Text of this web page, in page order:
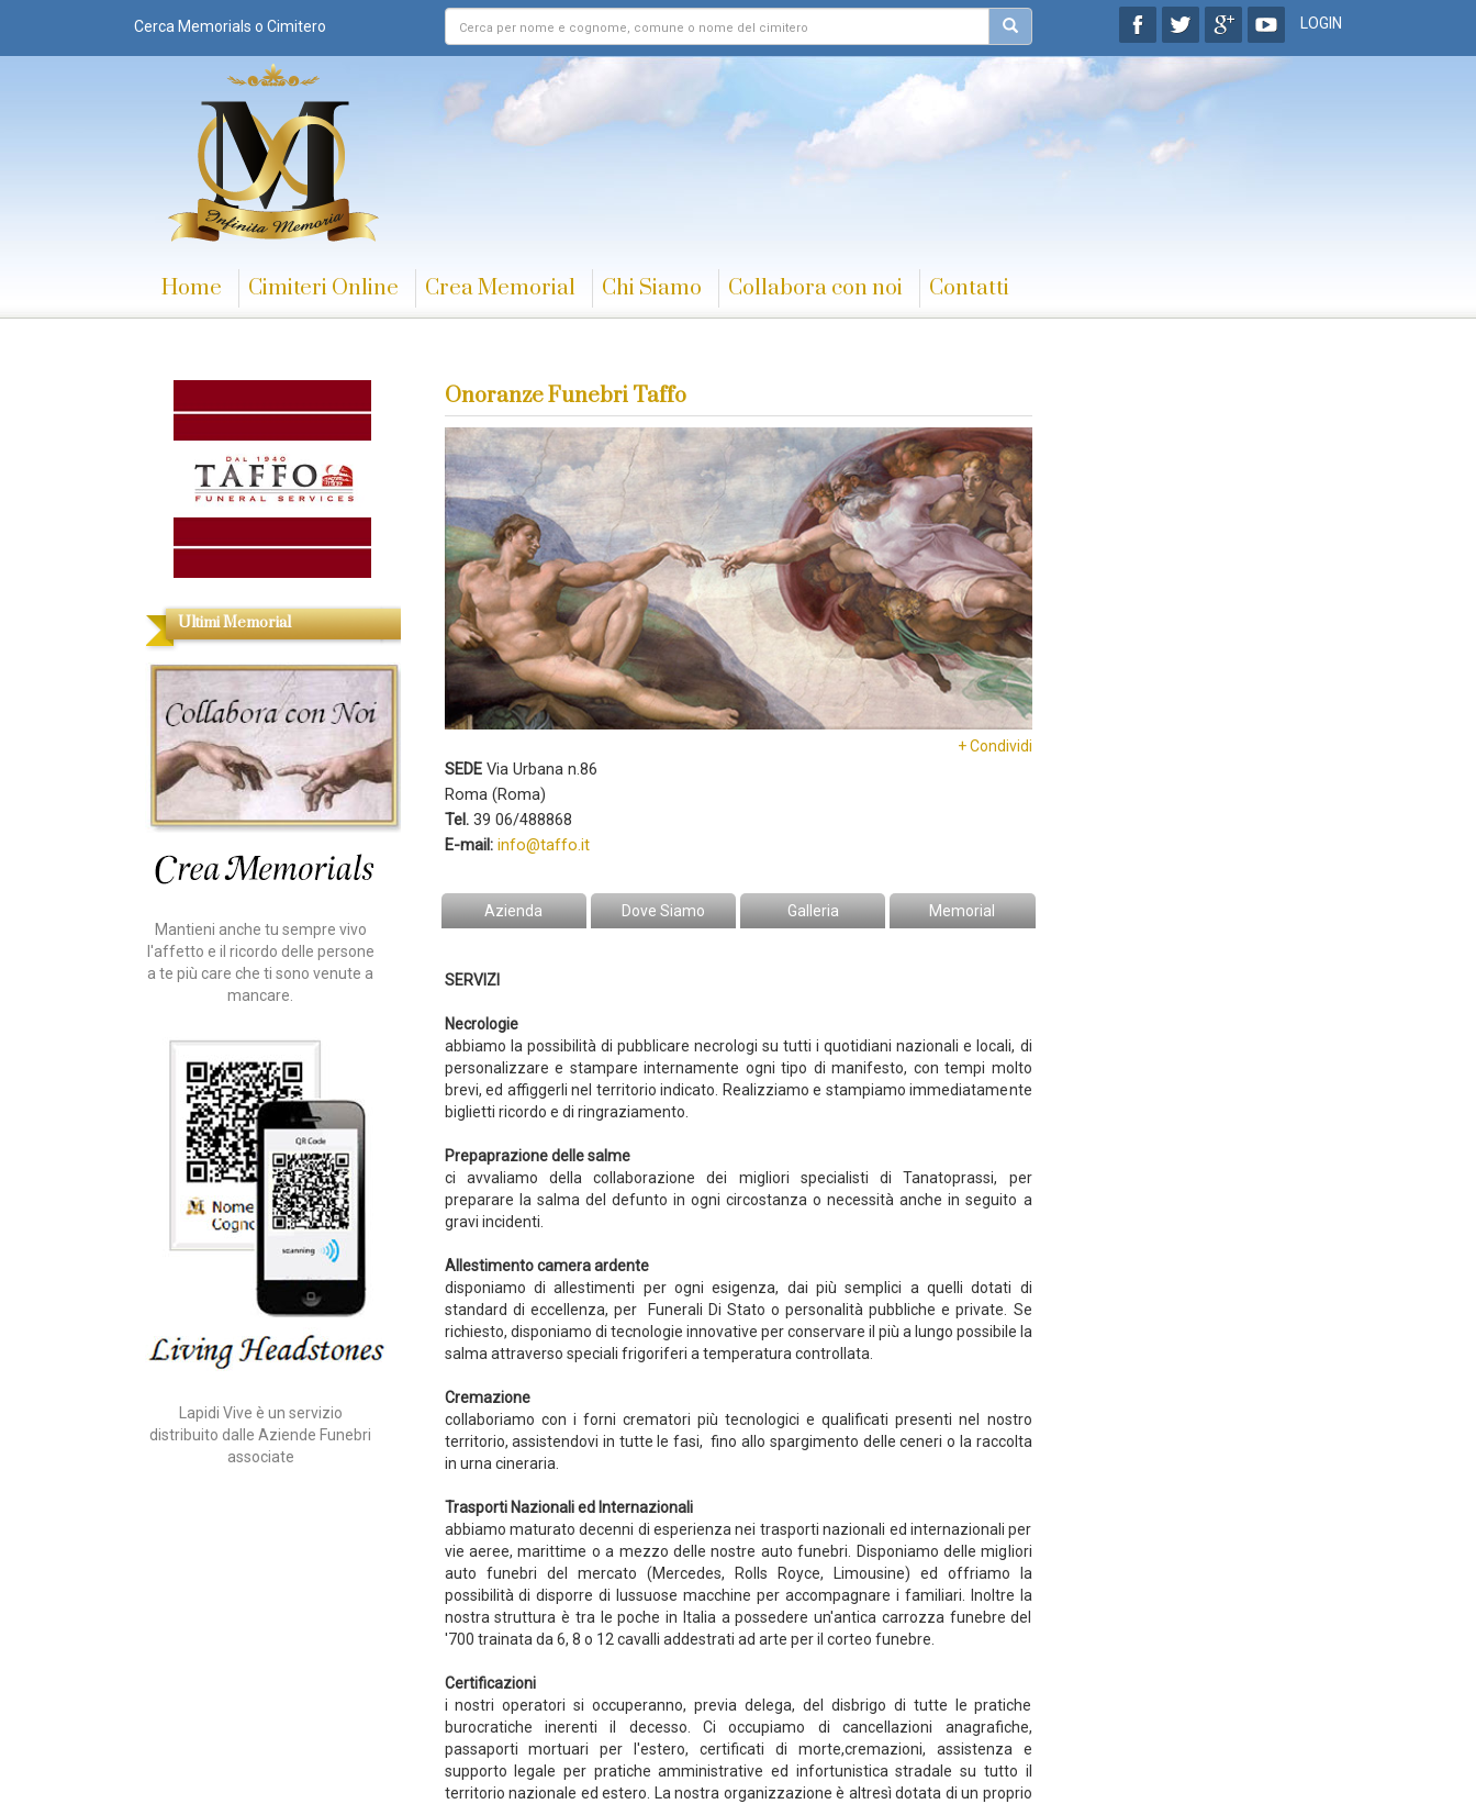
Cerca Memorials o Cimitero LOGIN
Home Cimiteri Online Crea Memorial Chi Siamo Collabora con noi Contatti
Ultimi Memorial
Mantieni anche tu sempre vivo
l'affetto e il ricordo delle persone
a te più care che ti sono venute a
mancare.
Lapidi Vive è un servizio
distribuito dalle Aziende Funebri
associate
Onoranze Funebri Taffo
+ Condividi
SEDEVia Urbana n.86
Roma (Roma)
Tel.39 06/488868
E-mail: info@taffo.it
Azienda Dove Siamo Galleria Memorial
SERVIZI
Necrologie
abbiamo la possibilità di pubblicare necrologi su tutti i quotidiani nazionali e locali, di
personalizzare e stampare internamente ogni tipo di manifesto, con tempi molto
brevi, ed affiggerli nel territorio indicato. Realizziamo e stampiamo immediatamente
biglietti ricordo e di ringraziamento.
Prepaprazione delle salme
ci avvaliamo della collaborazione dei migliori specialisti di Tanatoprassi, per
preparare la salma del defunto in ogni circostanza o necessità anche in seguito a
gravi incidenti.
Allestimento camera ardente
disponiamo di allestimenti per ogni esigenza, dai più semplici a quelli dotati di
standard di eccellenza, per Funerali Di Stato o personalità pubbliche e private. Se
richiesto, disponiamo di tecnologie innovative per conservare il più a lungo possibile la
salma attraverso speciali frigoriferi a temperatura controllata.
Cremazione
collaboriamo con i forni crematori più tecnologici e qualificati presenti nel nostro
territorio, assistendovi in tutte le fasi, fino allo spargimento delle ceneri o la raccolta
in urna cineraria.
Trasporti Nazionali ed Internazionali
abbiamo maturato decenni di esperienza nei trasporti nazionali ed internazionali per
vie aeree, marittime o a mezzo delle nostre auto funebri. Disponiamo delle migliori
auto funebri del mercato (Mercedes, Rolls Royce, Limousine) ed offriamo la
possibilità di disporre di lussuose macchine per accompagnare i familiari. Inoltre la
nostra struttura è tra le poche in Italia a possedere un'antica carrozza funebre del
'700 trainata da 6, 8 o 12 cavalli addestrati ad arte per il corteo funebre.
Certificazioni
i nostri operatori si occuperanno, previa delega, del disbrigo di tutte le pratiche
burocratiche inerenti il decesso. Ci occupiamo di cancellazioni anagrafiche,
passaporti mortuari per l'estero, certificati di morte,cremazioni, assistenza e
supporto legale per pratiche amministrative ed infortunistica stradale su tutto il
territorio nazionale ed estero. La nostra organizzazione è altresì dotata di un proprio